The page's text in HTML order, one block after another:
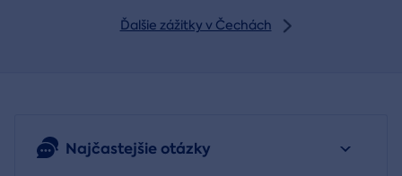
Ďalšie zážitky v Čechách
Najčastejšie otázky